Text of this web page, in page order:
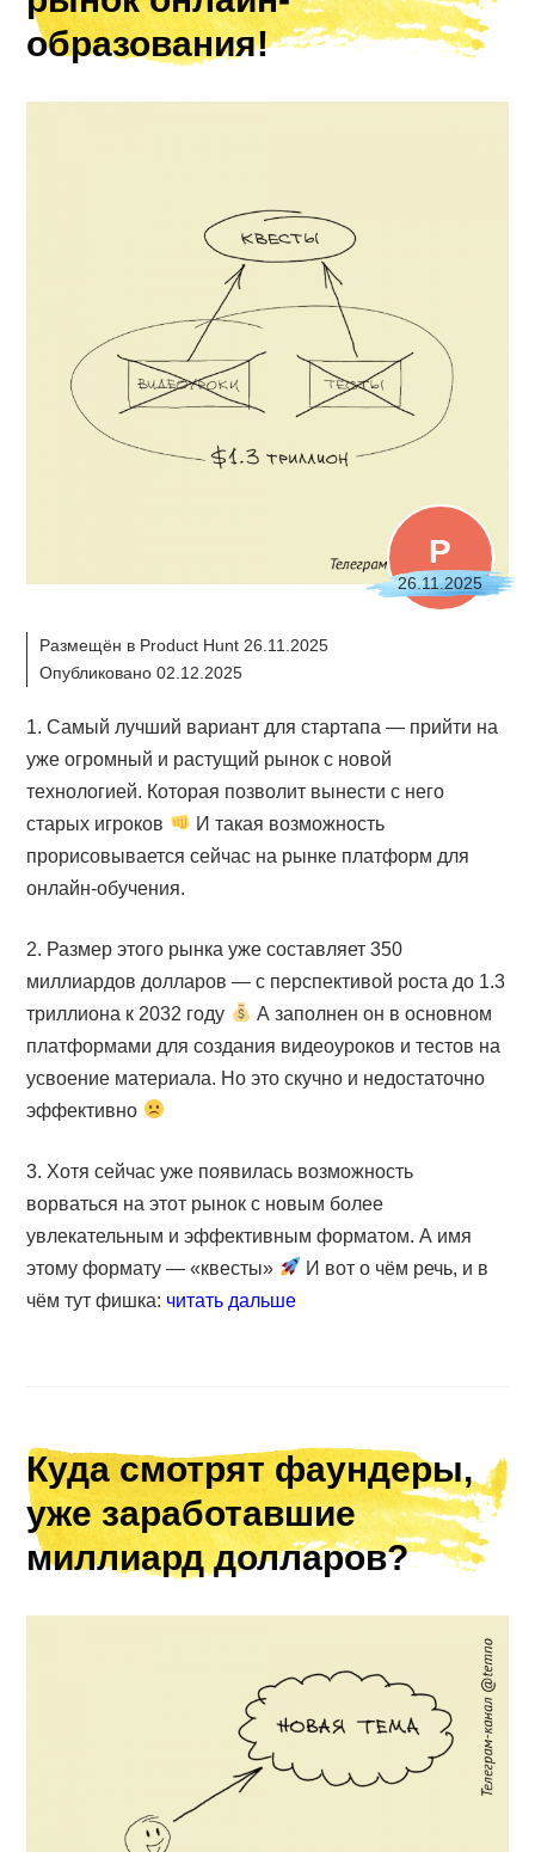
образования!
P
26.11.2025
Размещён в Product Hunt 26.11.2025
Опубликовано 02.12.2025
1. Самый лучший вариант для стартапа — прийти на
уже огромный и растущий рынок с новой
технологией. Которая позволит вынести с него
старых игроков
И такая возможность
прорисовывается сейчас на рынке платформ для
онлайн-обучения.
2. Размер этого рынка уже составляет 350
миллиардов долларов — с перспективой роста до 1.3
триллиона к 2032 году
А заполнен он в основном
платформами для создания видеоуроков и тестов на
усвоение материала. Но это скучно и недостаточно
эффективно
3. Хотя сейчас уже появилась возможность
ворваться на этот рынок с новым более
увлекательным и эффективным форматом. А имя
этому формату — «квесты»
И вот о чём речь, и в
чём тут фишка: читать дальше
Куда смотрят фаундеры,
уже заработавшие
миллиард долларов?